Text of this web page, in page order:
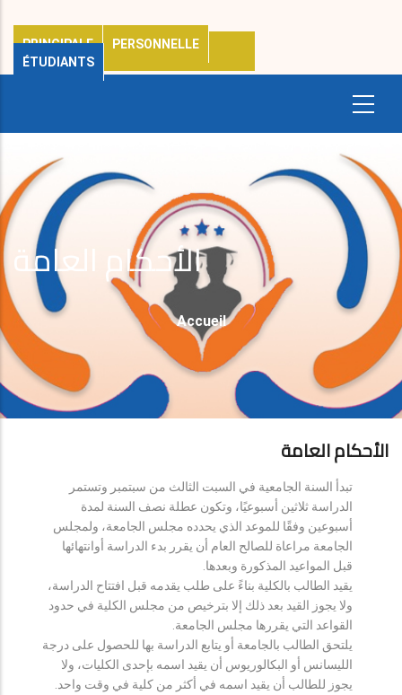
PRINCIPALE
PERSONNELLE
ÉTUDIANTS
الأحكام العامة
Fil
D'Ariane
Accueil
الأحكام العامة
تبدأ السنة الجامعية في السبت الثالث من سبتمبر وتستمر
الدراسة ثلاثين أسبوعيًا، وتكون عطلة نصف السنة لمدة
أسبوعين وفقًا للموعد الذي يحدده مجلس الجامعة، ولمجلس
الجامعة مراعاة للصالح العام أن يقرر بدء الدراسة أوانتهائها
قبل المواعيد المذكورة وبعدها.
يقيد الطالب بالكلية بناءً على طلب يقدمه قبل افتتاح الدراسة،
ولا يجوز القيد بعد ذلك إلا بترخيص من مجلس الكلية في حدود
القواعد التي يقررها مجلس الجامعة.
يلتحق الطالب بالجامعة أو يتابع الدراسة بها للحصول على درجة
الليسانس أو البكالوريوس أن يقيد اسمه بإحدى الكليات، ولا
يجوز للطالب أن يقيد اسمه في أكثر من كلية في وقت واحد.